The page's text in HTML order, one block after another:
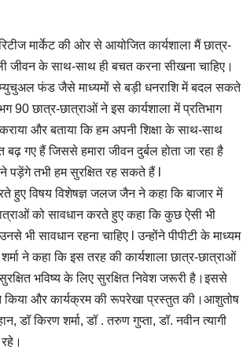
मार्केट की ओर से आयोजित कार्यशाला मैं छात्र-
जीवन के साथ-साथ ही बचत करना सीखना चाहिए।
म्युचुअल फंड जैसे माध्यमों से बड़ी धनराशि में बदल सकते
छात्र-छात्राओं ने इस कार्यशाला में प्रतिभाग
और बताया कि हम अपनी शिक्षा के साथ-साथ
हैं जिससे हमारा जीवन दुर्बल होता जा रहा है
तभी हम सुरक्षित रह सकते हैं l
हुए विषय विशेषज्ञ जलज जैन ने कहा कि बाजार में
को सावधान करते हुए कहा कि कुछ ऐसी भी
सावधान रहना चाहिए l उन्होंने पीपीटी के माध्यम
ने कहा कि इस तरह की कार्यशाला छात्र-छात्राओं
भविष्य के लिए सुरक्षित निवेश जरूरी है।इससे
किया और कार्यक्रम की रूपरेखा प्रस्तुत की।आशुतोष
डॉ किरण शर्मा, डॉ . तरुण गुप्ता, डॉ. नवीन त्यागी